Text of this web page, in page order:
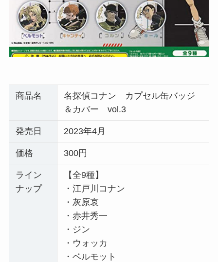
商品名
名探偵コナン カプセル缶バッジ
＆カバー vol.3
発売日 2023年4月
価格 300円
ライン
ナップ
【全9種】
・江戸川コナン
・灰原哀
・赤井秀一
・ジン
・ウォッカ
・ベルモット